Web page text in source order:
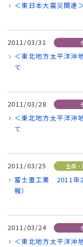
＜東日本大震災関連
2011/03/31
＜東北地方太平洋沖
て
2011/03/28
＜東北地方太平洋沖
て
2011/03/25 生産
富士重工業 2011年
報）
2011/03/24
＜東北地方太平洋沖